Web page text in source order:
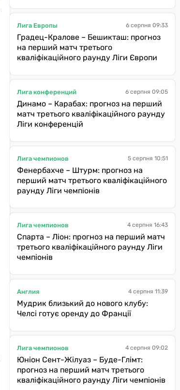
Лига Европы 6 серпня 09:33
Градец-Кралове – Бешикташ: прогноз
на перший матч третього
кваліфікаційного раунду Ліги Європи
Лига конференций 6 серпня 09:05
Динамо – Карабах: прогноз на перший
матч третього кваліфікаційного раунду
Ліги конференцій
Лига чемпионов 5 серпня 10:51
Фенербахче – Штурм: прогноз на
перший матч третього кваліфікаційного
раунду Ліги чемпіонів
Лига чемпионов 4 серпня 16:43
Спарта – Ліон: прогноз на перший матч
третього кваліфікаційного раунду Ліги
чемпіонів
Англия 4 серпня 11:39
Мудрик близький до нового клубу:
Челсі готує оренду до Франції
Лига чемпионов 4 серпня 09:02
Юніон Сент-Жілуаз – Буде-Глімт:
прогноз на перший матч третього
кваліфікаційного раунду Ліги чемпіонів